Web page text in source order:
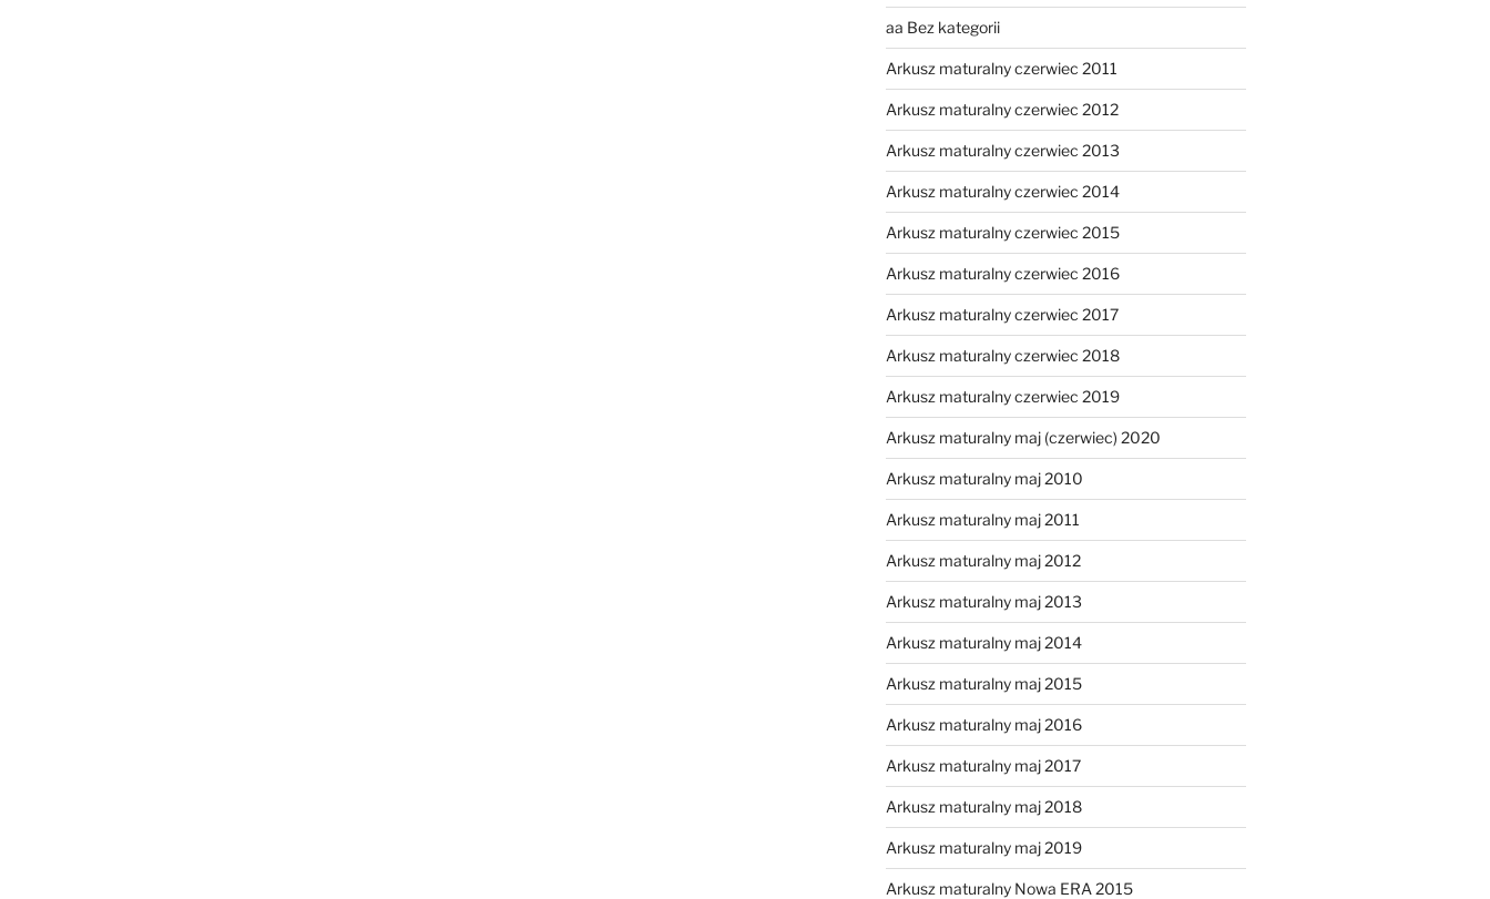
aa Bez kategorii
Arkusz maturalny czerwiec 2011
Arkusz maturalny czerwiec 2012
Arkusz maturalny czerwiec 2013
Arkusz maturalny czerwiec 2014
Arkusz maturalny czerwiec 2015
Arkusz maturalny czerwiec 2016
Arkusz maturalny czerwiec 2017
Arkusz maturalny czerwiec 2018
Arkusz maturalny czerwiec 2019
Arkusz maturalny maj (czerwiec) 2020
Arkusz maturalny maj 2010
Arkusz maturalny maj 2011
Arkusz maturalny maj 2012
Arkusz maturalny maj 2013
Arkusz maturalny maj 2014
Arkusz maturalny maj 2015
Arkusz maturalny maj 2016
Arkusz maturalny maj 2017
Arkusz maturalny maj 2018
Arkusz maturalny maj 2019
Arkusz maturalny Nowa ERA 2015